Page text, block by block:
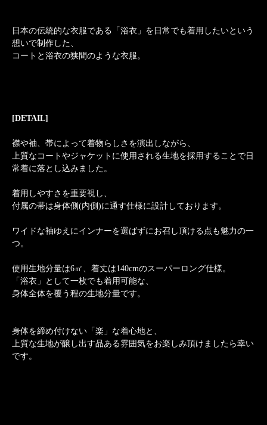
日本の伝統的な衣服である「浴衣」を日常でも着用したいという
想いで制作した、
コートと浴衣の狭間のような衣服。
[DETAIL]
襟や袖、帯によって着物らしさを演出しながら、
上質なコートやジャケットに使用される生地を採用することで日
常着に落とし込みました。
着用しやすさを重要視し、
付属の帯は身体側(内側)に通す仕様に設計しております。
ワイドな袖ゆえにインナーを選ばずにお召し頂ける点も魅力の一
つ。
使用生地分量は6㎡、着丈は140cmのスーパーロング仕様。
「浴衣」として一枚でも着用可能な、
身体全体を覆う程の生地分量です。
身体を締め付けない「楽」な着心地と、
上質な生地が醸し出す品ある雰囲気をお楽しみ頂けましたら幸い
です。